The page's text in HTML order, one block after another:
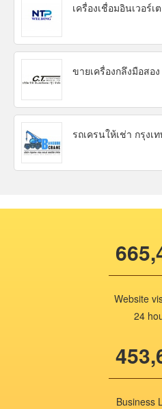
เครื่องเชื่อมอินเวอร์
ขายเครื่องกลึงมือสอ
รถเครนให้เช่า กรุงเ
Website
24
Business